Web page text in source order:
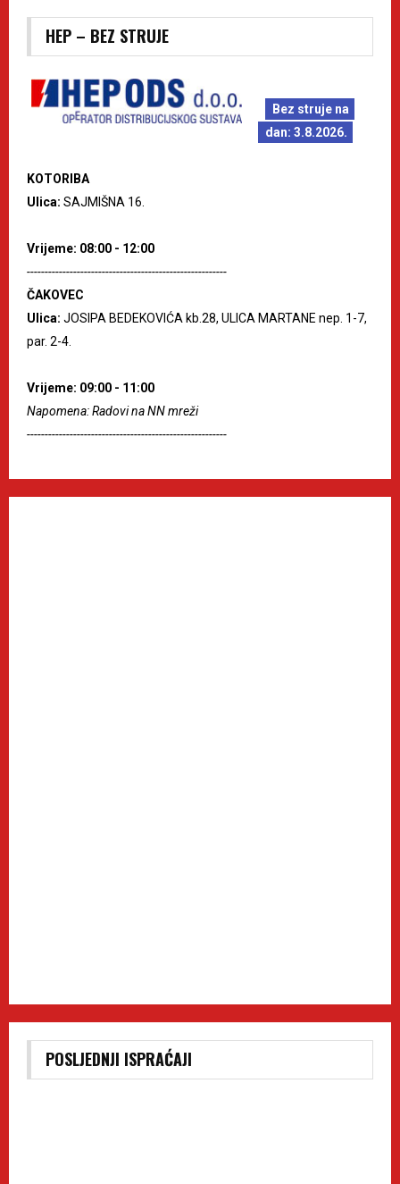
HEP – BEZ STRUJE
Bez struje na
dan: 3.8.2026.
KOTORIBA
Ulica: SAJMIŠNA 16.
Vrijeme: 08:00 - 12:00
--------------------------------------------------------
ČAKOVEC
Ulica: JOSIPA BEDEKOVIĆA kb.28, ULICA MARTANE nep. 1-7,
par. 2-4.
Vrijeme: 09:00 - 11:00
Napomena: Radovi na NN mreži
--------------------------------------------------------
POSLJEDNJI ISPRAĆAJI